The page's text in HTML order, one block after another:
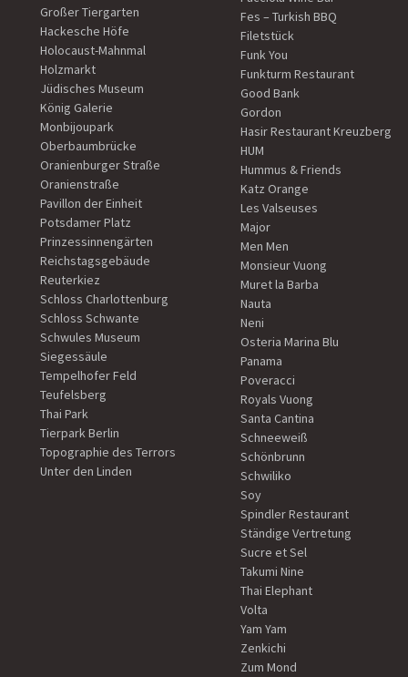
Großer Tiergarten
Hackesche Höfe
Holocaust-Mahnmal
Holzmarkt
Jüdisches Museum
König Galerie
Monbijoupark
Oberbaumbrücke
Oranienburger Straße
Oranienstraße
Pavillon der Einheit
Potsdamer Platz
Prinzessinnengärten
Reichstagsgebäude
Reuterkiez
Schloss Charlottenburg
Schloss Schwante
Schwules Museum
Siegessäule
Tempelhofer Feld
Teufelsberg
Thai Park
Tierpark Berlin
Topographie des Terrors
Unter den Linden
Fes – Turkish BBQ
Filetstück
Funk You
Funkturm Restaurant
Good Bank
Gordon
Hasir Restaurant Kreuzberg
HUM
Hummus & Friends
Katz Orange
Les Valseuses
Major
Men Men
Monsieur Vuong
Muret la Barba
Nauta
Neni
Osteria Marina Blu
Panama
Poveracci
Royals Vuong
Santa Cantina
Schneeweiß
Schönbrunn
Schwiliko
Soy
Spindler Restaurant
Ständige Vertretung
Sucre et Sel
Takumi Nine
Thai Elephant
Volta
Yam Yam
Zenkichi
Zum Mond